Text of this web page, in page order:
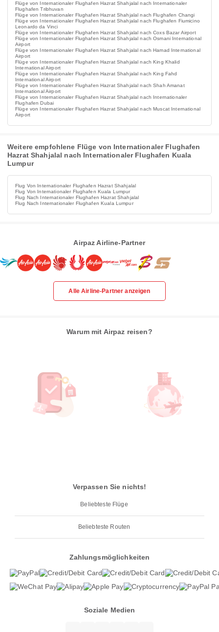
Flüge von Internationaler Flughafen Hazrat Shahjalal nach Internationaler
Flughafen Tribhuvan
Flüge von Internationaler Flughafen Hazrat Shahjalal nach Flughafen Changi
Flüge von Internationaler Flughafen Hazrat Shahjalal nach Flughafen Fiumicino
Leonardo da Vinci
Flüge von Internationaler Flughafen Hazrat Shahjalal nach Coxs Bazar Airport
Flüge von Internationaler Flughafen Hazrat Shahjalal nach Osmani International
Airport
Flüge von Internationaler Flughafen Hazrat Shahjalal nach Hamad International
Airport
Flüge von Internationaler Flughafen Hazrat Shahjalal nach King Khalid
International Airport
Flüge von Internationaler Flughafen Hazrat Shahjalal nach King Fahd
International Airport
Flüge von Internationaler Flughafen Hazrat Shahjalal nach Shah Amanat
International Airport
Flüge von Internationaler Flughafen Hazrat Shahjalal nach Internationaler
Flughafen Dubai
Flüge von Internationaler Flughafen Hazrat Shahjalal nach Muscat International
Airport
Weitere empfohlene Flüge von Internationaler Flughafen
Hazrat Shahjalal nach Internationaler Flughafen Kuala
Lumpur
Flug Von Internationaler Flughafen Hazrat Shahjalal
Flug Von Internationaler Flughafen Kuala Lumpur
Flug Nach Internationaler Flughafen Hazrat Shahjalal
Flug Nach Internationaler Flughafen Kuala Lumpur
Airpaz Airline-Partner
Alle Airline-Partner anzeigen
Warum mit Airpaz reisen?
Verpassen Sie nichts!
Beliebteste Flüge
Beliebteste Routen
Zahlungsmöglichkeiten
Soziale Medien